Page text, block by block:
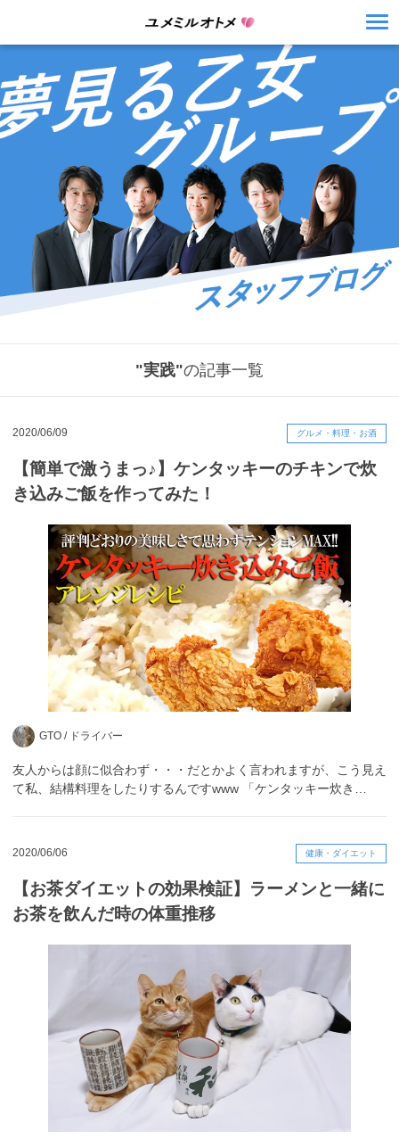
"実践"の記事一覧
2020/06/09 グルメ・料理・お酒
【簡単で激うまっ♪】ケンタッキーのチキンで炊
き込みご飯を作ってみた！
GTO / ドライバー
友人からは顔に似合わず・・・だとかよく言われますが、こう見え
て私、結構料理をしたりするんですwww 「ケンタッキー炊き…
2020/06/06 健康・ダイエット
【お茶ダイエットの効果検証】ラーメンと一緒に
お茶を飲んだ時の体重推移